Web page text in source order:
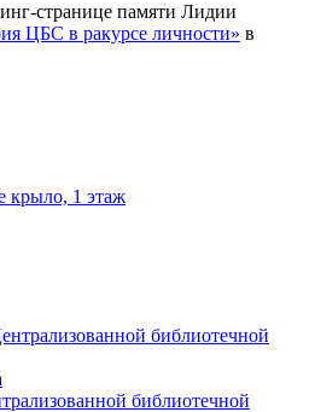
странице памяти Лидии
ЦБС в ракурсе личности» в
крыло, 1 этаж
библиотечной